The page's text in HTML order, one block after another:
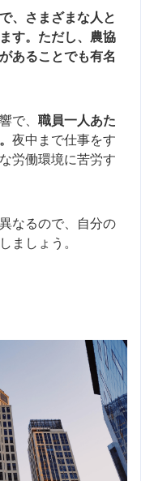
、さまざまな人と
す。ただし、農協
あることでも有名
で、 職員一人あた
夜中まで仕事をす
労働環境に苦労す
なるので、自分の
ましょう。